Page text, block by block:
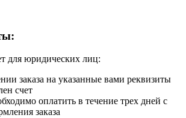
для юридических лиц:
заказа на указанные вами реквизиты
счет
оплатить в течение трех дней с
заказа